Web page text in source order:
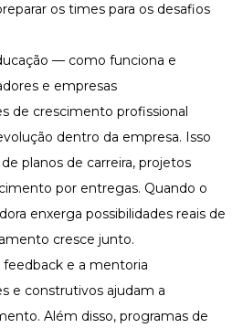
os times para os desafios
— como funciona e
e empresas
de crescimento profissional
dentro da empresa. Isso
planos de carreira, projetos
por entregas. Quando o
enxerga possibilidades reais de
cresce junto.
e a mentoria
e construtivos ajudam a
Além disso, programas de